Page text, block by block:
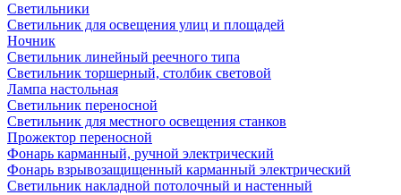
Светильники
Светильник для освещения улиц и площадей
Ночник
Светильник линейный реечного типа
Светильник торшерный, столбик световой
Лампа настольная
Светильник переносной
Светильник для местного освещения станков
Прожектор переносной
Фонарь карманный, ручной электрический
Фонарь взрывозащищенный карманный электрический
Светильник накладной потолочный и настенный